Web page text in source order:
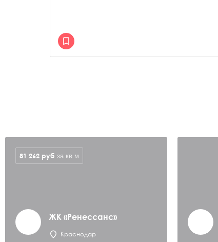
ЖК «Ренессанс»
Краснодар
81 262 руб за кв.м